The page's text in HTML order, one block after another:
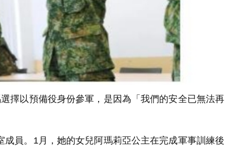
擇以預備役身份參軍，是因為「我們的安全已無法再
員。1月，她的女兒阿瑪莉亞公主在完成軍事訓練後